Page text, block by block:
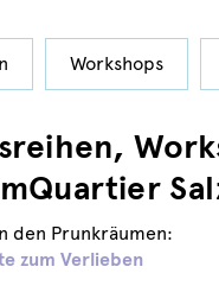
Workshops
den Prunkräumen:
zum Verlieben